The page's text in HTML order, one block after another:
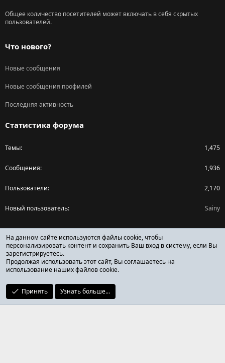
Общее количество посетителей может включать в себя скрытых
пользователей.
Что нового?
Новые сообщения
Новые сообщения профилей
Последняя активность
Статистика форума
Темы 1,475
Сообщения 1,936
Пользователи 2,170
Новый пользователь Sainy
Поделиться страницей
Facebook
X (Twitter)
Reddit
ОТЗЫВЫ ОНЛАЙН ФОРУМ
На данном сайте используются файлы cookie, чтобы
персонализировать контент и сохранить Ваш вход в систему, если Вы
зарегистрируетесь.
Продолжая использовать этот сайт, Вы соглашаетесь на
использование наших файлов cookie.
Принять Узнать больше...